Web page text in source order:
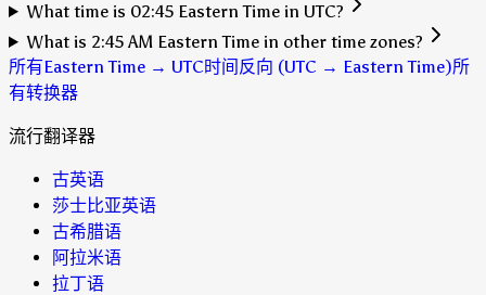
What time is 02:45 Eastern Time in UTC?
What is 2:45 AM Eastern Time in other time zones?
所有Eastern Time → UTC时间反向 (UTC → Eastern Time)所
有转换器
流行翻译器
古英语
莎士比亚英语
古希腊语
阿拉米语
拉丁语